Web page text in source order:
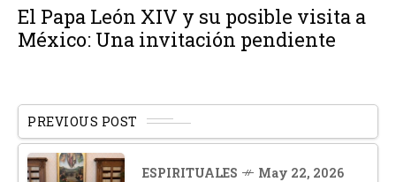
El Papa León XIV y su posible visita a
México: Una invitación pendiente
PREVIOUS POST
ESPIRITUALES May 22, 2026